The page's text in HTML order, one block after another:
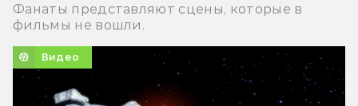
Фанаты представляют сцены, которые в
фильмы не вошли.
Видео